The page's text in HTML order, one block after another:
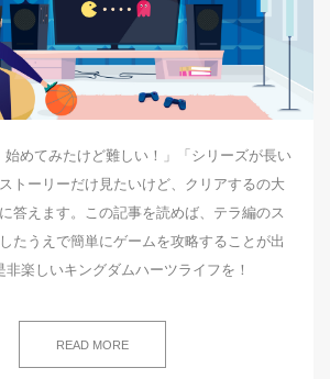
始めてみたけど難しい！」「シリーズが長い
トーリーだけ見たいけど、クリアするの大
答えます。この記事を読めば、テラ編のス
たうえで簡単にゲームを攻略することが出
非楽しいキングダムハーツライフを！
READ MORE